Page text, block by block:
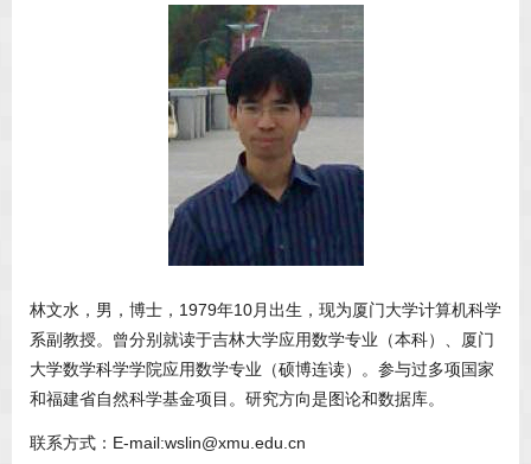
林文水，男，博士，1979年10月出生，现为厦门大学计算机科学
系副教授。曾分别就读于吉林大学应用数学专业（本科）、厦门
大学数学科学学院应用数学专业（硕博连读）。参与过多项国家
和福建省自然科学基金项目。研究方向是图论和数据库。
联系方式：E-mail:wslin@xmu.edu.cn